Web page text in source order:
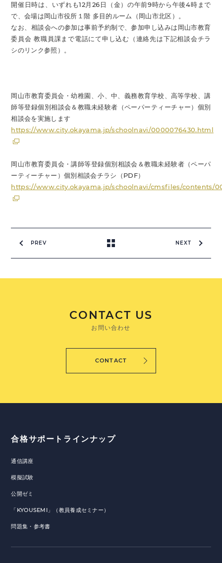
開催日時は、いずれも12月26日（金）の午前9時から午後4時まで
で、会場は岡山市役所１階 多目的ルーム（岡山市北区）。
なお、相談会への参加は事前予約制で、参加申し込みは岡山市教育
委員会 教職員課まで電話にて申し込む（連絡先は下記相談会チラ
シのリンク参照）。
岡山市教育委員会・幼稚園、小、中、義務教育学校、高等学校、講
師等登録個別相談会＆教職未経験者（ペーパーティーチャー）個別
相談会を実施します
https://www.city.okayama.jp/schoolnavi/0000076430.html
岡山市教育委員会・講師等登録個別相談会＆教職未経験者（ペーパ
ーティーチャー）個別相談会チラシ（PDF）
https://www.city.okayama.jp/schoolnavi/cmsfiles/contents/
PREV NEXT
CONTACT US
お問い合わせ
CONTACT
合格サポートラインナップ
通信講座
模擬試験
公開ゼミ
「KYOUSEMI」（教員養成セミナー）
問題集・参考書